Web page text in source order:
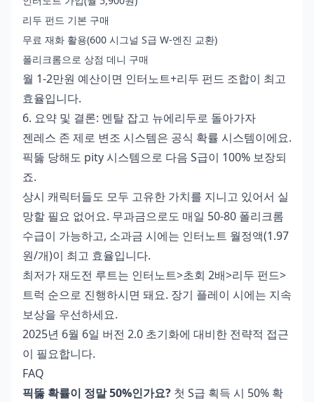
리두 펀드 기본 구매
무료 재화 활용(600 시그널 S급 W-엔진 교환)
폴리크롬으로 상점 데니 구매
월 1-2만원 예산이면 인터노트+리두 펀드 조합이 최고
효율입니다.
6. 요약 및 결론: 멘탈 잡고 뉴에리두로 돌아가자
젠레스 존 제로 변조 시스템은 공식 확률 시스템이에요.
픽뚫 당해도 pity 시스템으로 다음 S급이 100% 보장되
죠.
상시 캐릭터들도 모두 고유한 가치를 지니고 있어서 실
망할 필요 없어요. 무과금으로도 매일 50-80 폴리크롬
수급이 가능하고, 소과금 시에는 인터노트 월정액(1.97
원/개)이 최고 효율입니다.
최저가 재도전 루트는 인터노트>초회 2배>리두 펀드>
트럭 순으로 진행하시면 돼요. 장기 플레이 시에는 지속
보상을 우선하세요.
2025년 6월 6일 버전 2.0 초기화에 대비한 전략적 접근
이 필요합니다.
FAQ
픽뚫 확률이 정말 50%인가요? 첫 S급 획득 시 50% 확